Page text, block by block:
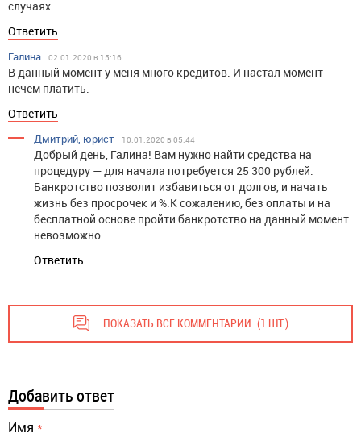
случаях.
Ответить
Галина 02.01.2020 в 15:16
В данный момент у меня много кредитов. И настал момент
нечем платить.
Ответить
Дмитрий, юрист 10.01.2020 в 05:44
Добрый день, Галина! Вам нужно найти средства на
процедуру — для начала потребуется 25 300 рублей.
Банкротство позволит избавиться от долгов, и начать
жизнь без просрочек и %.К сожалению, без оплаты и на
бесплатной основе пройти банкротство на данный момент
невозможно.
Ответить
ПОКАЗАТЬ ВСЕ КОММЕНТАРИИ (1 ШТ.)
Добавить ответ
Имя *